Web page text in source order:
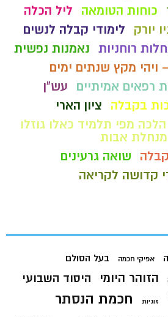
כוחות הטומאה
ליל הכלה
יורק
לימודי קבלה לנשים
רוחניות נאמנות נפשית
ויהי מקץ שנתים ימים
רפאים אמיתיים
עש"ן
בקבלה
ציון הארי
מפי תלמיד כאלו גוזלו
מנחלת אבות
שואה גרעינים
קדושה לקריאה
אפיקי חכמה בעל הסולם
הזוהר היומי היסוד השבועי
זוגיות חכמת הנסתר